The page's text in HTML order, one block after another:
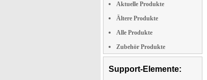
Aktuelle Produkte
Ältere Produkte
Alle Produkte
Zubehör Produkte
Support-Elemente: